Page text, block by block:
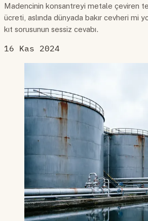
Madencinin konsantreyi metale çeviren
ücreti, aslında dünyada bakır cevheri mi
kıt sorusunun sessiz cevabı.
16 Kas 2024